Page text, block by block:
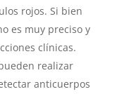
rojos. Si bien
es muy preciso y
clínicas.
realizar
anticuerpos